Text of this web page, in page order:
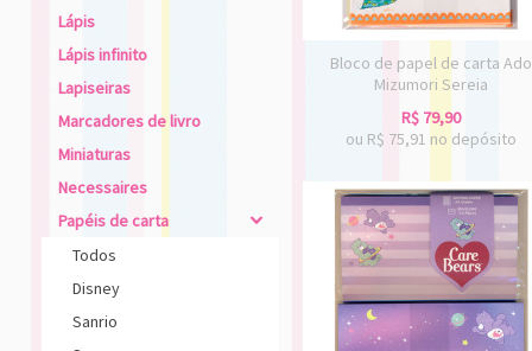
Lápis
Lápis infinito
Lapiseiras
Marcadores de livro
Miniaturas
Necessaires
Papéis de carta
4
Todos
Disney
Sanrio
Bloco de papel de carta Ado
Mizumori Sereia
R$ 79,90
ou R$ 75,91 no depósito